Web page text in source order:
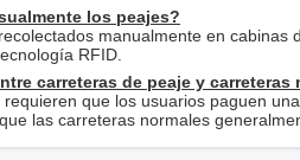
los peajes?
manualmente en
RFID.
carreteras de peaje y carreteras
que los usuarios paguen
las carreteras normales